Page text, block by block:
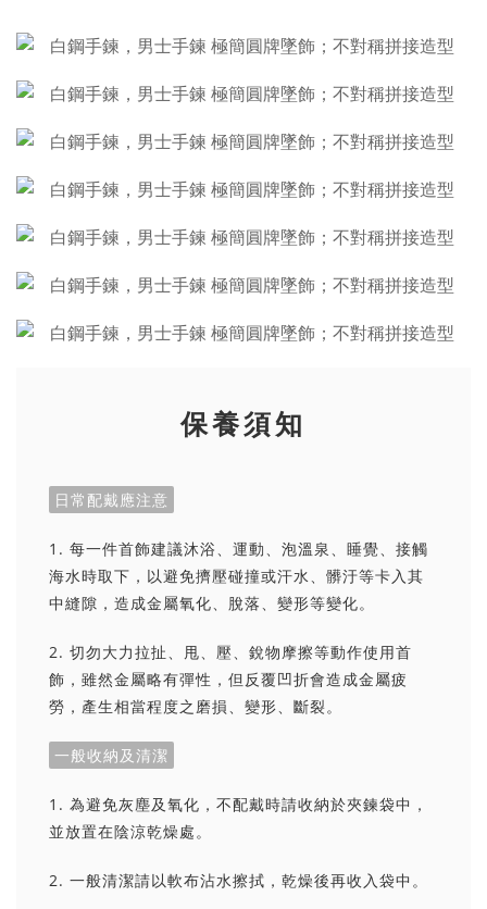
保養須知
日常配戴應注意
1. 每一件首飾建議沐浴、運動、泡溫泉、睡覺、接觸
海水時取下，以避免擠壓碰撞或汗水、髒汙等卡入其
中縫隙，造成金屬氧化、脫落、變形等變化。
2. 切勿大力拉扯、甩、壓、銳物摩擦等動作使用首
飾，雖然金屬略有彈性，但反覆凹折會造成金屬疲
勞，產生相當程度之磨損、變形、斷裂。
一般收納及清潔
1. 為避免灰塵及氧化，不配戴時請收納於夾鍊袋中，
並放置在陰涼乾燥處。
2. 一般清潔請以軟布沾水擦拭，乾燥後再收入袋中。